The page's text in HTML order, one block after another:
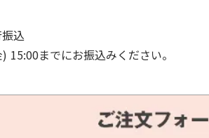
込
までにお振込みください。